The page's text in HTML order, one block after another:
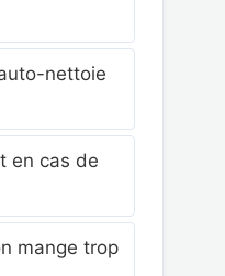
nettoie
en cas de
mange trop